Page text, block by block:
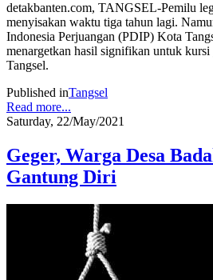
detakbanten.com, TANGSEL-Pemilu
menyisakan waktu tiga tahun lagi.
Indonesia Perjuangan (PDIP) Kota
menargetkan hasil signifikan untuk kursi
Tangsel.
Published inTangsel
Read more...
Saturday, 22/May/2021
Geger, Warga Desa
Gantung Diri